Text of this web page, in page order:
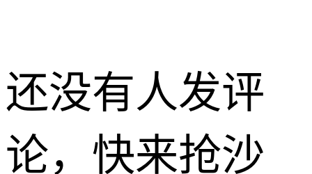
还没有人发评
论，快来抢沙